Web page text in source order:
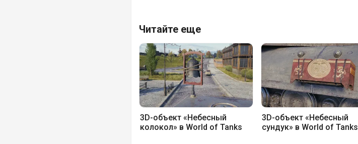
Читайте еще
3D-объект «Небесный
колокол» в World of Tanks
3D-объект «Небесный
сундук» в World of Tanks